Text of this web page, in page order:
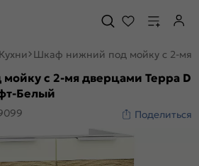
Кухни Шкаф нижний под мойку с 2-мя
с 2-мя дверцами Терра D
Белый
Поделиться